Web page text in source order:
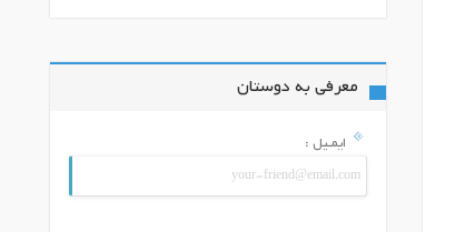
معرفی به دوستان
ایمـیل :